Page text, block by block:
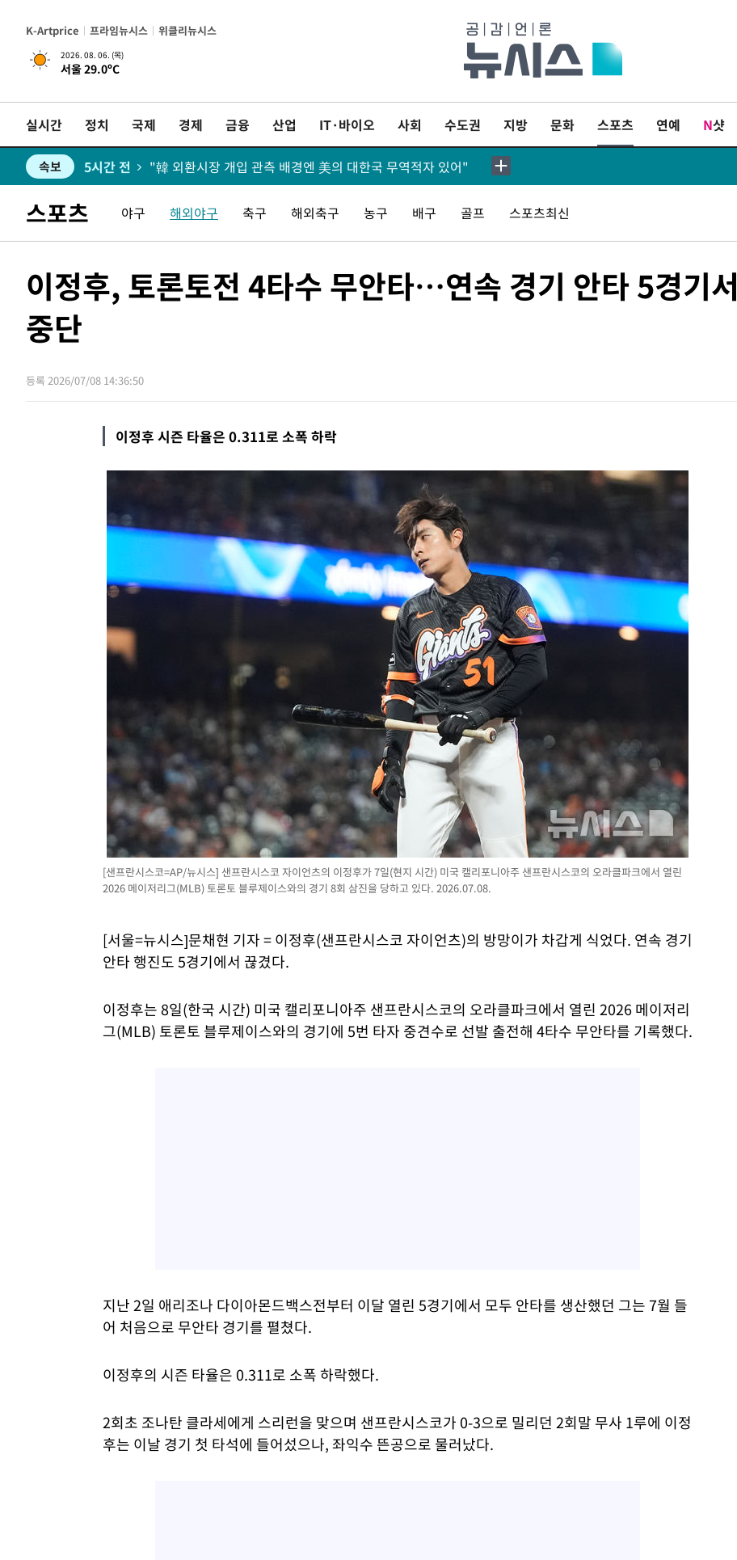
K-Artprice 프라임뉴시스 위클리뉴시스
2026. 08. 06. (목)
서울 29.0ºC
실시간 정치 국제 경제 금융 산업 IT·바이오 사회 수도권 지방 문화 스포츠 연예 N샷
속보 5시간 전
속보 5시간 전 [속보]7~9일 프로야구 3연전도 폭염 취소…11일 재개
속보 5시간 전 "韓 외환시장 개입 관측 배경엔 美의 대한국 무역적자 있어"
속보 5시간 전
속보 5시간 전 서울 낮 37.9도, 올여름 최고치 경신…영등포 순간 '40도'
속보 5시간 전 [속보]종합특검, 대검 추가 압수수색…내란 중요임무종사 혐의
속보
속보 6시간 전
7시간 전 "여기 떨어졌다"…다누리, 스페이스X 로켓 달 충돌 흔적 포착
내일까지 39도 '펄펄'…기상청 "태풍 지나며 폭염 잠시 꺾인다"
스포츠 야구 해외야구 축구 해외축구 농구 배구 골프 스포츠최신
이정후, 토론토전 4타수 무안타…연속 경기 안타 5경기서
중단
등록 2026/07/08 14:36:50
이정후 시즌 타율은 0.311로 소폭 하락
[샌프란시스코=AP/뉴시스] 샌프란시스코 자이언츠의 이정후가 7일(현지 시간) 미국 캘리포니아주 샌프란시스코의 오라클파크에서 열린
2026 메이저리그(MLB) 토론토 블루제이스와의 경기 8회 삼진을 당하고 있다. 2026.07.08.
[서울=뉴시스]문채현 기자 = 이정후(샌프란시스코 자이언츠)의 방망이가 차갑게 식었다. 연속 경기
안타 행진도 5경기에서 끊겼다.
이정후는 8일(한국 시간) 미국 캘리포니아주 샌프란시스코의 오라클파크에서 열린 2026 메이저리
그(MLB) 토론토 블루제이스와의 경기에 5번 타자 중견수로 선발 출전해 4타수 무안타를 기록했다.
지난 2일 애리조나 다이아몬드백스전부터 이달 열린 5경기에서 모두 안타를 생산했던 그는 7월 들
어 처음으로 무안타 경기를 펼쳤다.
이정후의 시즌 타율은 0.311로 소폭 하락했다.
2회초 조나탄 클라세에게 스리런을 맞으며 샌프란시스코가 0-3으로 밀리던 2회말 무사 1루에 이정
후는 이날 경기 첫 타석에 들어섰으나, 좌익수 뜬공으로 물러났다.